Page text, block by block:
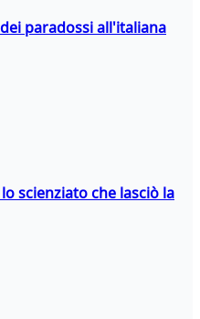
paradossi all'italiana
scienziato che lasciò la